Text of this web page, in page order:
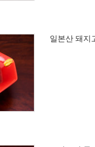
일본산 돼지